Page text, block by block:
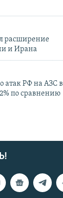
расширение
и Ирана
атак РФ на АЗС в
по сравнению